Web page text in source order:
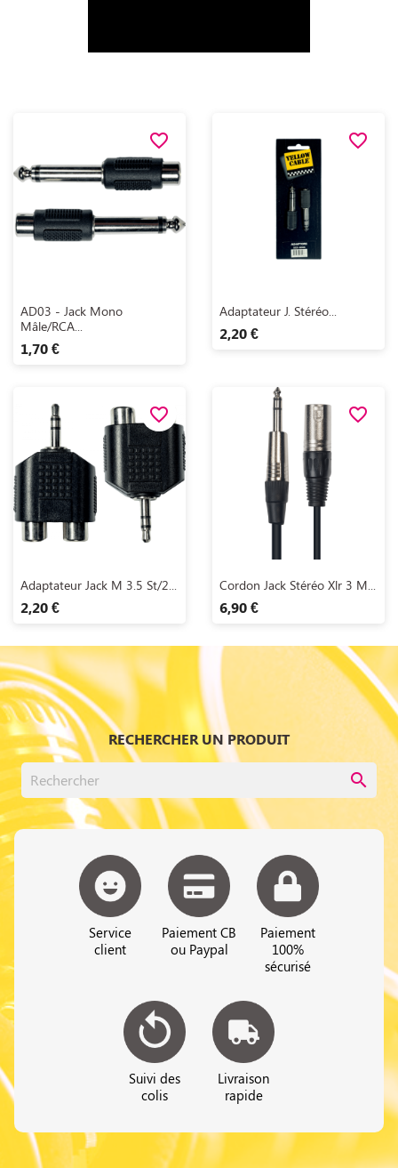
 Aperçu rapide
AD03 - Jack Mono
Mâle/RCA...
1,70 €
favorite_border
 Aperçu rapide
Adaptateur J. Stéréo...
2,20 €
favorite_border
 Aperçu rapide
Adaptateur Jack M 3.5 St/2...
2,20 €
favorite_border
 Aperçu rapide
Cordon Jack Stéréo Xlr 3 M...
6,90 €
favorite_border
RECHERCHER UN PRODUIT
search
Service
client
Paiement CB
ou Paypal
Paiement
100%
sécurisé
Suivi des
colis
Livraison
rapide